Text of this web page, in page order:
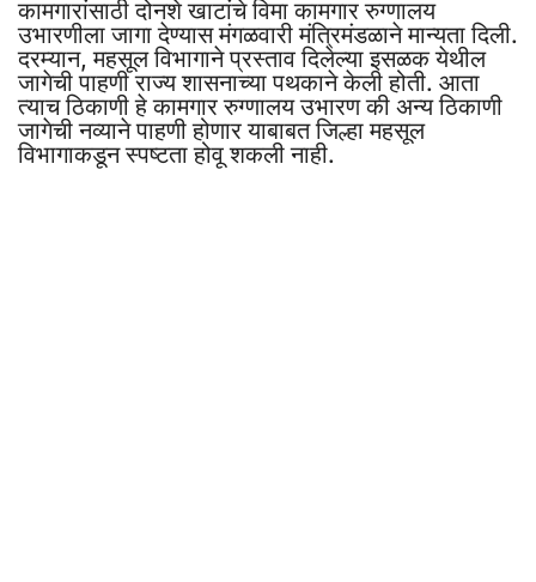
कामगारांसाठी दोनशे खाटांचे विमा कामगार रुग्णालय
उभारणीला जागा देण्यास मंगळवारी मंत्रिमंडळाने मान्यता दिली.
दरम्यान, महसूल विभागाने प्रस्ताव दिलेल्या इसळक येथील
जागेची पाहणी राज्य शासनाच्या पथकाने केली होती. आता
त्याच ठिकाणी हे कामगार रुग्णालय उभारण की अन्य ठिकाणी
जागेची नव्याने पाहणी होणार याबाबत जिल्हा महसूल
विभागाकडून स्पष्टता होवू शकली नाही.